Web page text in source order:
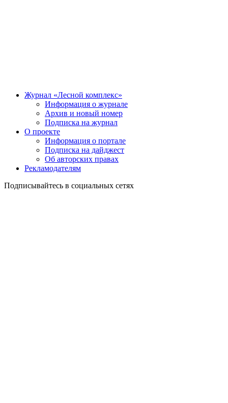
Журнал «Лесной комплекс»
Информация о журнале
Архив и новый номер
Подписка на журнал
О проекте
Информация о портале
Подписка на дайджест
Об авторских правах
Рекламодателям
Подписывайтесь в социальных сетях